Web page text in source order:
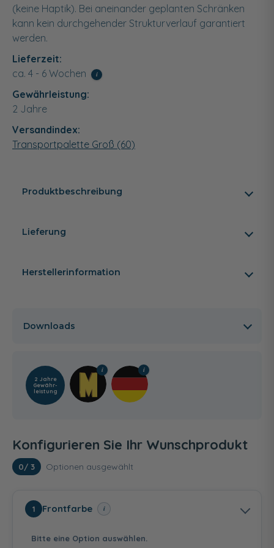
(keine Haptik). Bei aneinander geplanten Schränken
kann kein durchgehender Strukturverlauf garantiert
werden.
Lieferzeit:
ca. 4 - 6 Wochen
i
Gewährleistung:
2 Jahre
Versandindex:
Transportpalette Groß (60)
Produktbeschreibung
Lieferung
Herstellerinformation
Downloads
2 Jahre
Gewähr­
leistung
Konfigurieren Sie Ihr Wunschprodukt
0/ 3 Optionen ausgewählt
1 Frontfarbe i
Bitte eine Option auswählen.